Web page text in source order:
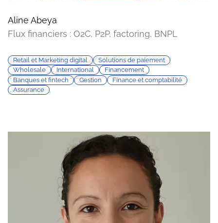
Aline Abeya
Flux financiers : O2C, P2P, factoring, BNPL
Retail et Marketing digital
Solutions de paiement
Wholesale
International
Financement
Banques et fintech
Gestion
Finance et comptabilité
Assurance